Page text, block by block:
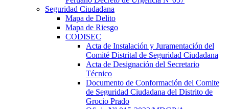
Seguridad Ciudadana
Mapa de Delito
Mapa de Riesgo
CODISEC
Acta de Instalación y Juramentación del
Comité Distrital de Seguridad Ciudadana
Acta de Designación del Secretario
Técnico
Documento de Conformación del Comite
de Seguridad Ciudadana del Distrito de
Grocio Prado